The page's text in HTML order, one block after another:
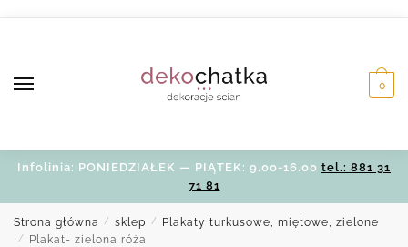
0
Infolinia: PONIEDZIAŁEK — PIĄTEK: 9.00-16.00 tel.: 881 31
71 81
Strona główna / sklep / Plakaty turkusowe, miętowe, zielone
/ Plakat- zielona róża